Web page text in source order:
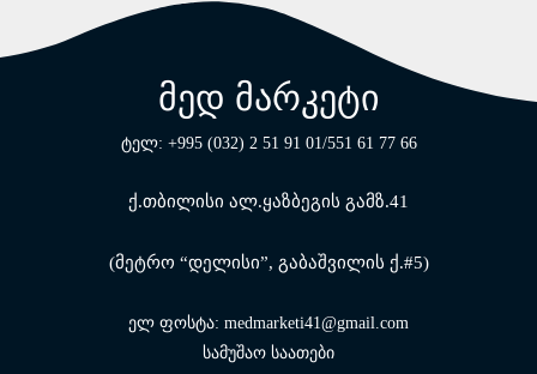
მედ მარკეტი
ტელ: +995 (032) 2 51 91 01/551 61 77 66
ქ.თბილისი ალ.ყაზბეგის გამზ.41
(მეტრო “დელისი”, გაბაშვილის ქ.#5)
ელ ფოსტა: medmarketi41@gmail.com
სამუშაო საათები